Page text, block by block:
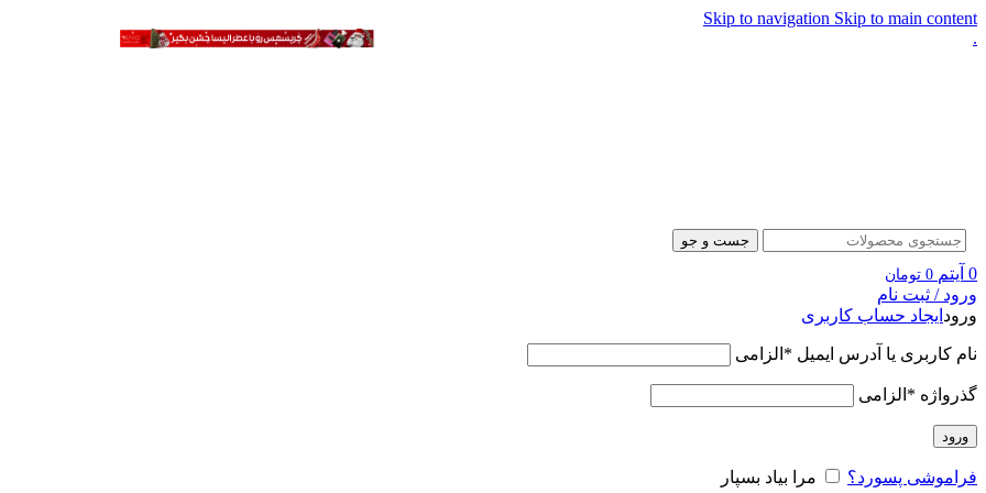
Skip to navigation Skip to main content
.
جست و جو
0 آیتم 0 تومان
ورود / ثبت نام
ورود ایجاد حساب کاربری
نام کاربری یا آدرس ایمیل * الزامی
گذرواژه * الزامی
ورود
فراموشی پسورد؟ مرا بیاد بسپار